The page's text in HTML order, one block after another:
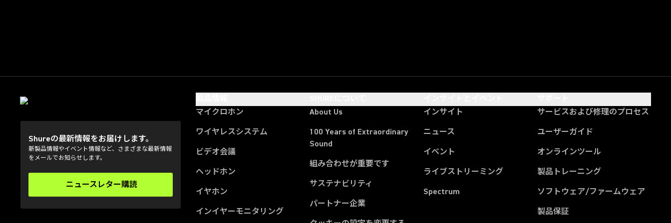
Shureの最新情報をお届けします。
新製品情報やイベント情報など、さまざまな最新情報
をメールでお知らせします。
ニュースレター購読
(Opens in a new tab)
マイクロホン
ワイヤレスシステム
ビデオ会議
ヘッドホン
イヤホン
インイヤーモニタリング
About Us
100 Years of Extraordinary
Sound
組み合わせが重要です
サステナビリティ
パートナー企業
インサイト
ニュース
イベント
ライブストリーミング
Spectrum
サービスおよび修理のプロセス
ユーザーガイド
オンラインツール
製品トレーニング
ソフトウェア/ファームウェア
製品保証